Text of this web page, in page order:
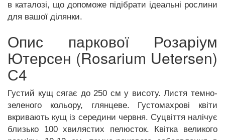
в каталозі, що допоможе підібрати ідеальні рослини
для вашої ділянки.
Опис паркової Розаріум
Ютерсен (Rosarium Uetersen)
С4
Густий кущ сягає до 250 см у висоту. Листя темно-
зеленого кольору, глянцеве. Густомахрові квіти
вкривають кущ із середини червня. Суцвіття налічує
близько 100 хвилястих пелюсток. Квітка великого